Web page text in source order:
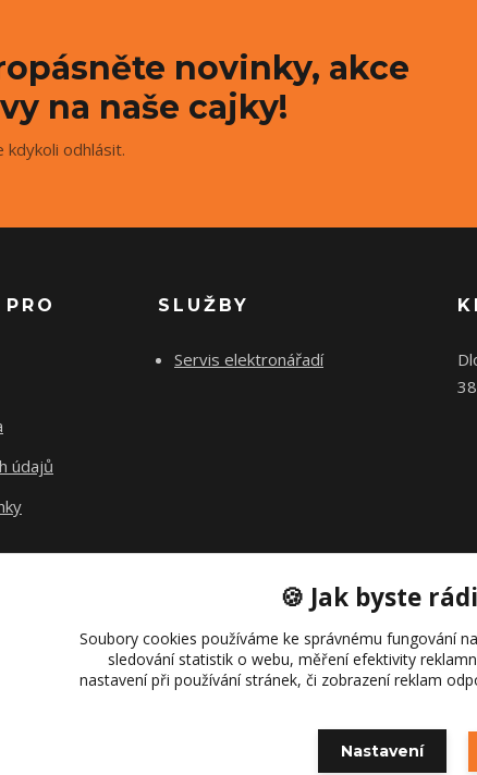
novinky, akce
na naše cajky!
kdykoli odhlásit.
PRO
údajů
SLUŽBY
Servis elektronářadí
🍪 Jak byste
Soubory cookies používáme ke správnému fungování
sledování statistik o webu, měření efektivity
nastavení při používání stránek, či zobrazení reklam
Nastavení